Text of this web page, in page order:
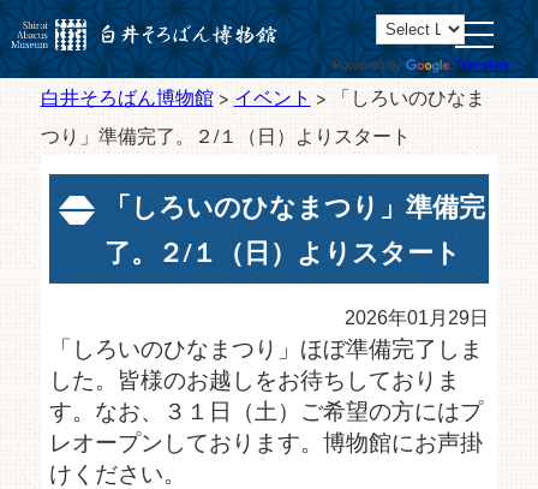
Powered by Translate
toggle
白井そろばん博物館> イベント >
「しろいのひなま
つり」準備完了。２/１（日）よりスタート
「しろいのひなまつり」準備完
了。２/１（日）よりスタート
2026年01月29日
「しろいのひなまつり」ほぼ準備完了しま
した。皆様のお越しをお待ちしておりま
す。なお、３１日（土）ご希望の方にはプ
レオープンしております。博物館にお声掛
けください。